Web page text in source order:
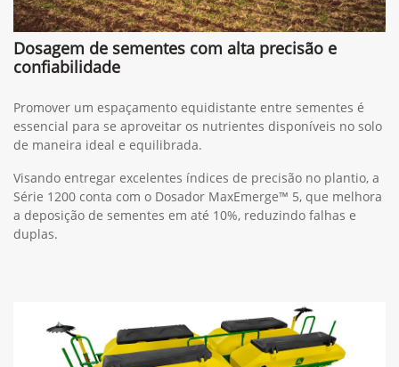
Dosagem de sementes com alta precisão e
confiabilidade
Promover um espaçamento equidistante entre sementes é
essencial para se aproveitar os nutrientes disponíveis no solo
de maneira ideal e equilibrada.
Visando entregar excelentes índices de precisão no plantio, a
Série 1200 conta com o Dosador MaxEmerge™ 5, que melhora
a deposição de sementes em até 10%, reduzindo falhas e
duplas.